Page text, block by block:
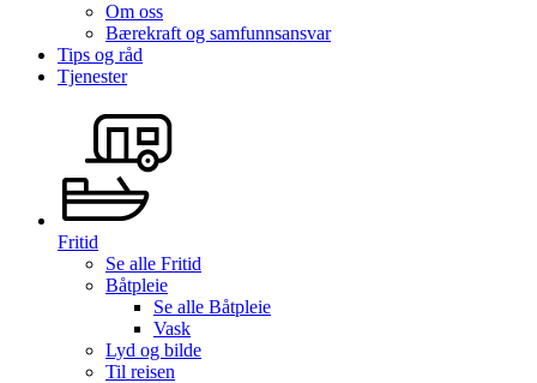
Om oss
Bærekraft og samfunnsansvar
Tips og råd
Tjenester
Fritid
Se alle Fritid
Båtpleie
Se alle Båtpleie
Vask
Lyd og bilde
Til reisen